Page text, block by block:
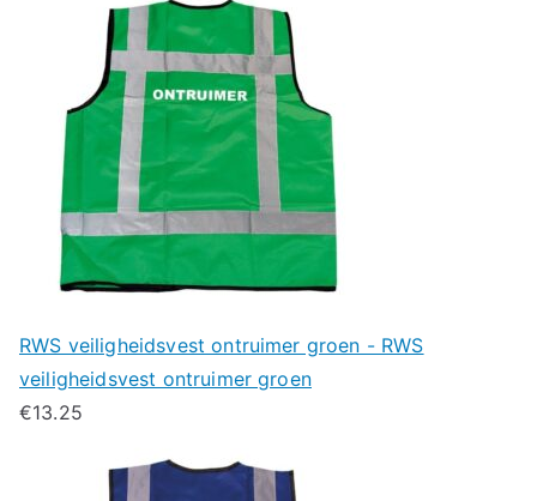
RWS veiligheidsvest ontruimer groen - RWS
veiligheidsvest ontruimer groen
€13.25